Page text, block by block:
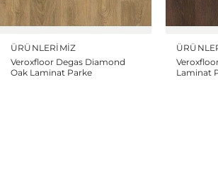
ÜRÜNLERIMIZ
Veroxfloor Degas Diamond
Oak Laminat Parke
Laminat